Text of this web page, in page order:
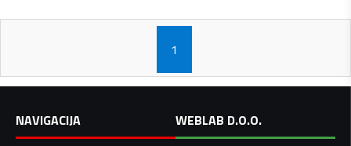
1
NAVIGACIJA
WEBLAB D.O.O.